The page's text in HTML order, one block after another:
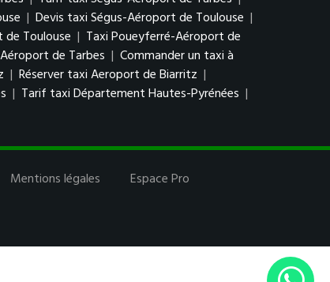
| Devis taxi Ségus-Aéroport de Toulouse |
Toulouse | Taxi Poueyferré-Aéroport de
de Tarbes | Commander un taxi à
| Réserver taxi Aeroport de Biarritz |
| Tarif taxi Département Hautes-Pyrénées |
Mentions légales Espace Pro